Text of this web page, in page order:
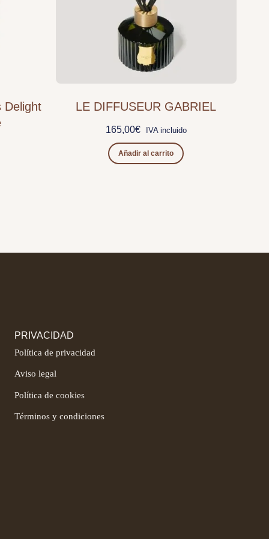
Delight
LE DIFFUSEUR GABRIEL
165,00€ IVA incluido
Añadir al carrito
PRIVACIDAD
Política de privacidad
Aviso legal
Política de cookies
Términos y condiciones